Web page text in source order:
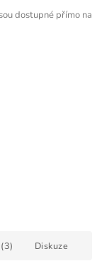
dostupné přímo na
Diskuze